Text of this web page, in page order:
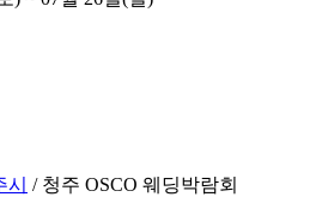
시 / 청주 OSCO 웨딩박람회